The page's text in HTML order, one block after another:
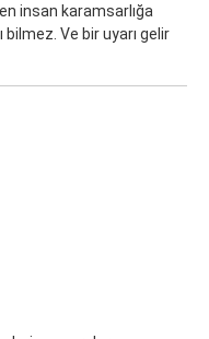
insan karamsarlığa
bilmez. Ve bir uyarı gelir